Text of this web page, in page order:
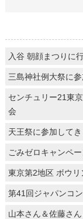
入谷 朝顔まつりに
三島神社例大祭に
センチュリー21東
会
天王祭に参加してき
ごみゼロキャンペー
東京第2地区 ボウリ
第41回ジャパンコ
山本さん＆佐藤さ